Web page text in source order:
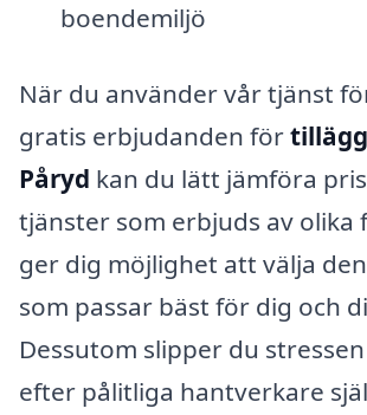
boendemiljö
När du använder vår tjänst
gratis erbjudanden för
Påryd kan du lätt jämföra
tjänster som erbjuds av olika
ger dig möjlighet att välja
som passar bäst för dig och
Dessutom slipper du
efter pålitliga hantverkare